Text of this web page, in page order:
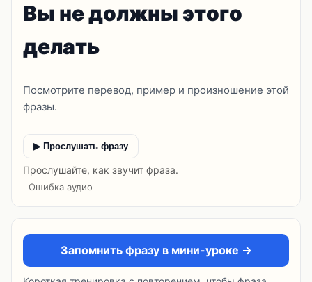
Вы не должны этого
делать
Посмотрите перевод, пример и произношение этой
фразы.
▶ Прослушать фразу
Прослушайте, как звучит фраза.
Ошибка аудио
Запомнить фразу в мини-уроке →